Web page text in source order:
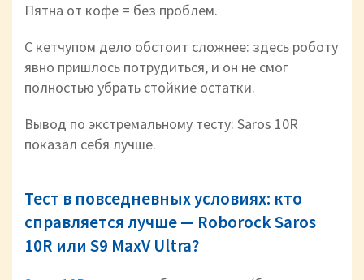
Пятна от кофе = без проблем.
С кетчупом дело обстоит сложнее: здесь роботу
явно пришлось потрудиться, и он не смог
полностью убрать стойкие остатки.
Вывод по экстремальному тесту: Saros 10R
показал себя лучше.
Тест в повседневных условиях: кто
справляется лучше — Roborock Saros
10R или S9 MaxV Ultra?